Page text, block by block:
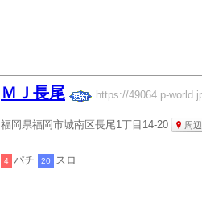
ＭＪ長尾 https://49064.p-
福岡県福岡市城南区長尾1丁目14-20 周辺
4 パチ 20 スロ